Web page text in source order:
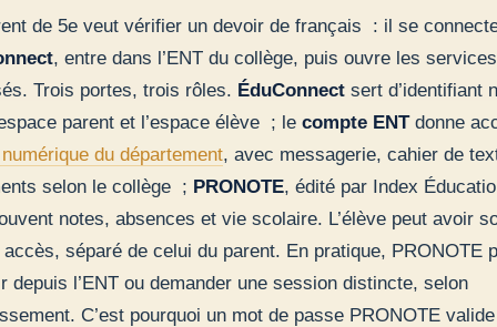
de 5e veut vérifier un devoir de français : il se
, entre dans l’ENT du collège, puis ouvre les services
Trois portes, trois rôles. ÉduConnectsert d’identifiant
parent et l’espace élève ; le compte ENTdonne
du département, avec messagerie, cahier de
selon le collège ; PRONOTE, édité par Index
notes, absences et vie scolaire. L’élève peut avoir
séparé de celui du parent. En pratique, PRONOTE
depuis l’ENT ou demander une session distincte, selon
C’est pourquoi un mot de passe PRONOTE